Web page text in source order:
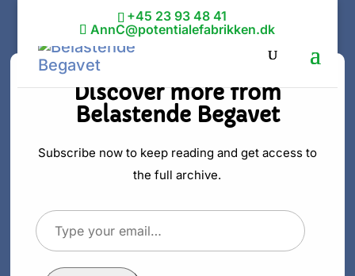
+45 23 93 48 41
AnnC@potentialefabrikken.dk
Sådan slipper
du ud af
forventningsfæ
lden
Discover more from
Belastende Begavet
Subscribe now to keep reading and get access to
the full archive.
Type
your
email…